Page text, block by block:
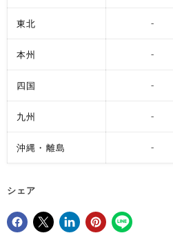
東北 -
本州 -
四国 -
九州 -
沖縄・離島 -
シェア